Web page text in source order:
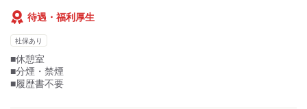
＃経験を活かせるお仕事
待遇・福利厚生
社保あり
■休憩室
■分煙・禁煙
■履歴書不要